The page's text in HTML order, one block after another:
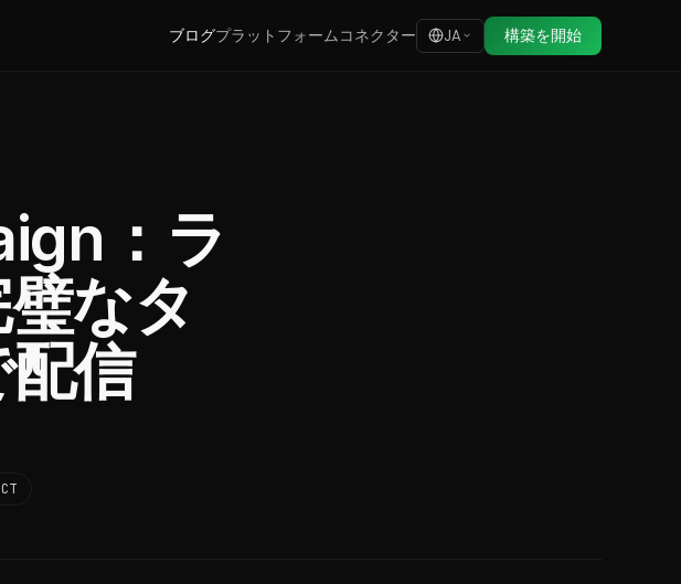
ブログプラットフォーム コネクター JA 構築を開始
：ラ
なタ
信